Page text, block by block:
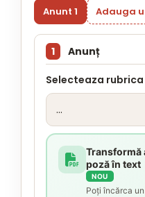
Anunt 1 Adauga
1 Anunț
Selecteaza
Transformă
poză în text
NOU
Poți încărca